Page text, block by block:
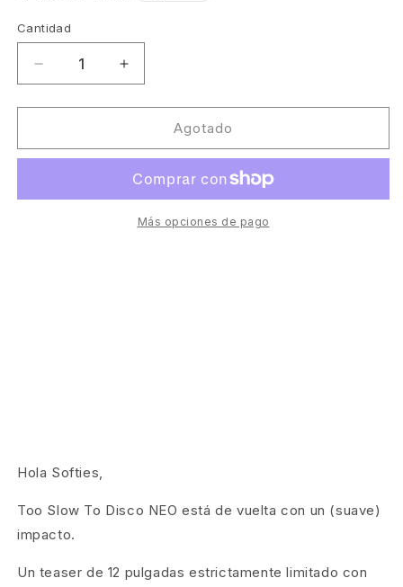
Cantidad
Cantidad
Reducir
cantidad
para
/
TSTD
Aumentar
cantidad
para
Turbotito
/
900
TSTD
NEO:
Agotado
Más opciones de pago
Hola Softies,
Too Slow To Disco NEO está de vuelta con un (suave)
impacto.
Un teaser de 12 pulgadas estrictamente limitado con